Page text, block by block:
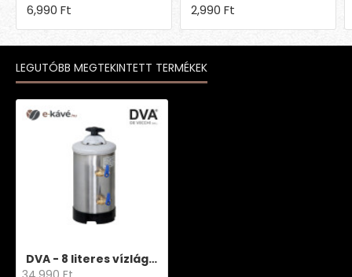
6,990 Ft 2,990 Ft
LEGUTÓBB MEGTEKINTETT TERMÉKEK
DVA - 8 literes vízlágyító